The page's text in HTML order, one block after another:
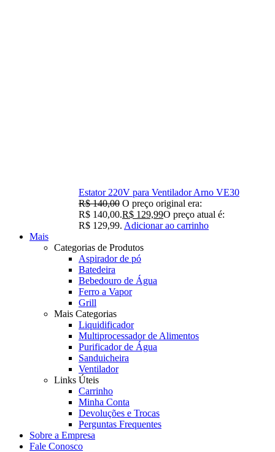
Estator 220V para Ventilador Arno VE30
R$140,00 O preço original era:
R$ 140,00.R$ 129,99O preço atual é:
R$ 129,99. Adicionar ao carrinho
Mais
Categorias de Produtos
Aspirador de pó
Batedeira
Bebedouro de Água
Ferro a Vapor
Grill
Mais Categorias
Liquidificador
Multiprocessador de Alimentos
Purificador de Água
Sanduicheira
Ventilador
Links Úteis
Carrinho
Minha Conta
Devoluções e Trocas
Perguntas Frequentes
Sobre a Empresa
Fale Conosco